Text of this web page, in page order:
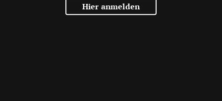
Hier anmelden